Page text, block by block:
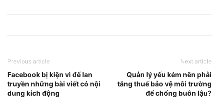
Previous article
Facebook bị kiện vì để lan
truyền những bài viết có nội
dung kích động
Next article
Quản lý yếu kém nên phải
tăng thuế bảo vệ môi trường
để chống buôn lậu?